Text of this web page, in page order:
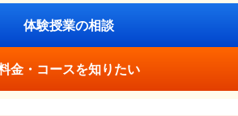
体験授業の相談
金・コースを知りたい